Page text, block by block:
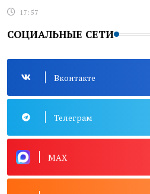
17:57
СОЦИАЛЬНЫЕ СЕТИ
Вконтакте
Телеграм
MAX